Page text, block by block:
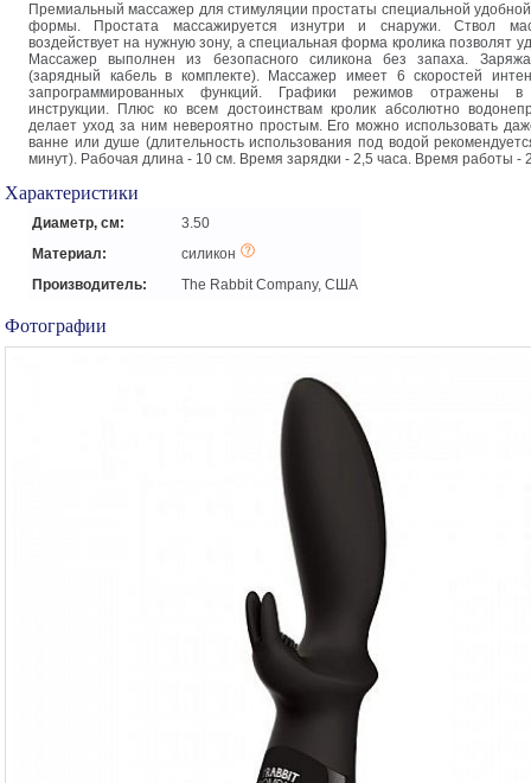
Премиальный массажер для стимуляции простаты специальной
формы. Простата массажируется изнутри и снаружи. Ствол
воздействует на нужную зону, а специальная форма кролика позволят
Массажер выполнен из безопасного силикона без запаха.
(зарядный кабель в комплекте). Массажер имеет 6 скоростей
запрограммированных функций. Графики режимов отражены в
инструкции. Плюс ко всем достоинствам кролик абсолютно
делает уход за ним невероятно простым. Его можно использовать
ванне или душе (длительность использования под водой
минут). Рабочая длина - 10 см. Время зарядки - 2,5 часа. Время работы -
Характеристики
Диаметр, см:
3.50
Материал:
силикон
Производитель:
The Rabbit Company, США
Фотографии